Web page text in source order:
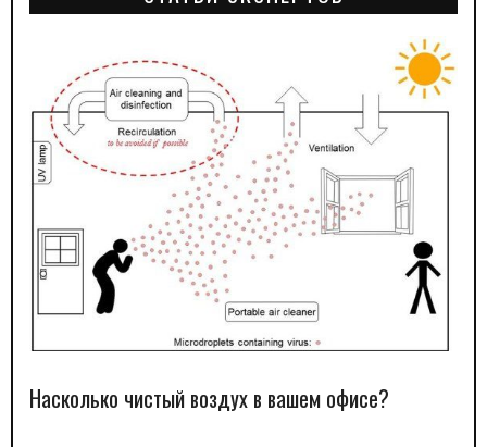
Насколько чистый воздух в вашем офисе?